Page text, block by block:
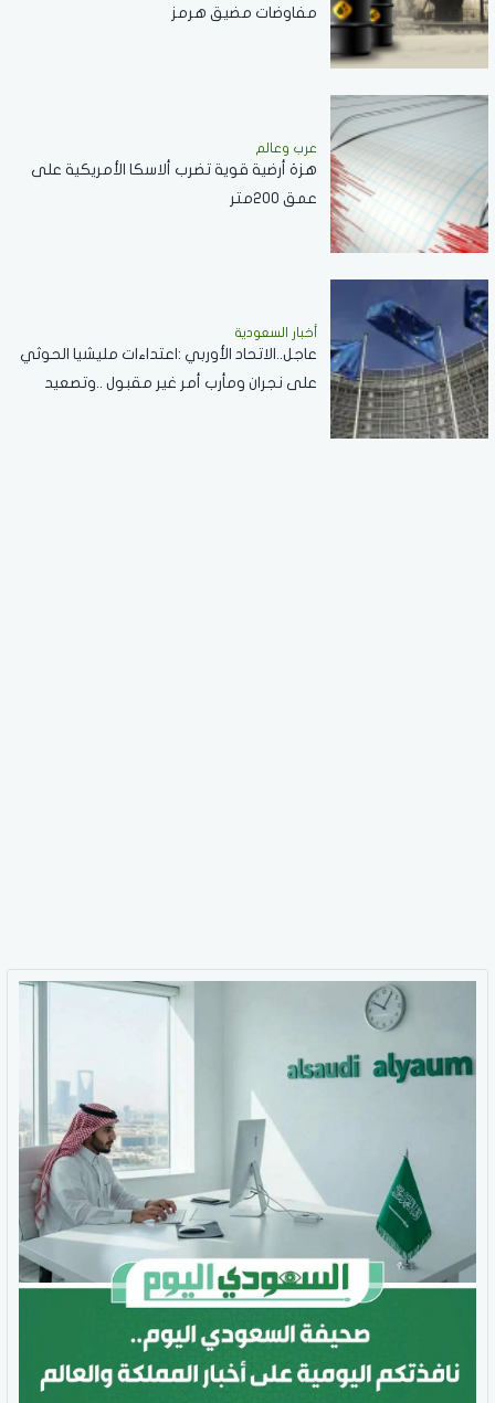
مفاوضات مضيق هرمز
عرب وعالم
هزة أرضية قوية تضرب ألاسكا الأمريكية على
عمق 200متر
أخبار السعودية
عاجل..الاتحاد الأوربي :اعتداءات مليشيا الحوثي
على نجران ومأرب أمر غير مقبول ..وتصعيد